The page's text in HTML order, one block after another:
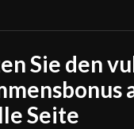
Sie den
Seite